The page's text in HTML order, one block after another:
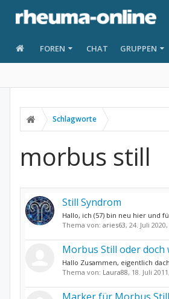
FOREN CHAT GRUPPEN
Schlagworte
morbus still
Still Syndrom
Hallo, ich (57) bin neu hier und
Thema von: aries63, 24. Juli 2020
Morbus Still oder doch
Hallo Zusammen, eigentlich
Thema von: Laura88, 18. Juli 2011